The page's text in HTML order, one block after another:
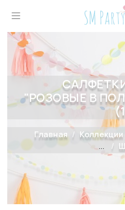
"РОЗОВЫЕ В
Главная
...